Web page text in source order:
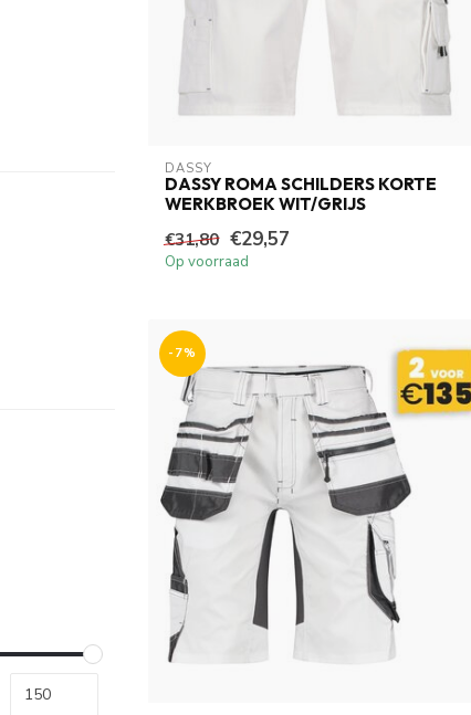
DASSY
DASSY ROMA SCHILDERS KORTE
WERKBROEK WIT/GRIJS
€31,80 €29,57
Op voorraad
-7%